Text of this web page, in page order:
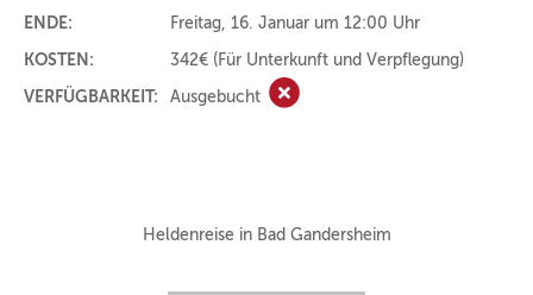
ENDE:
Freitag, 16. Januar um 12:00 Uhr
KOSTEN:
342€ (Für Unterkunft und Verpflegung)
VERFÜGBARKEIT:
Ausgebucht Ausgebucht
Heldenreise in Bad Gandersheim